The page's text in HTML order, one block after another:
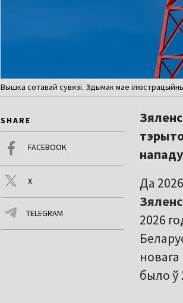
Вышка сотавай сувязі. Здымак мае
SHARE
FACEBOOK
X
TELEGRAM
Да
2026
было ў